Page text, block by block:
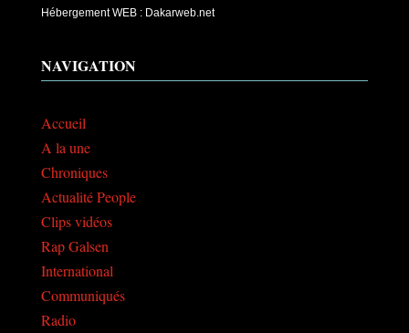
Hébergement WEB : Dakarweb.net
NAVIGATION
Accueil
A la une
Chroniques
Actualité People
Clips vidéos
Rap Galsen
International
Communiqués
Radio